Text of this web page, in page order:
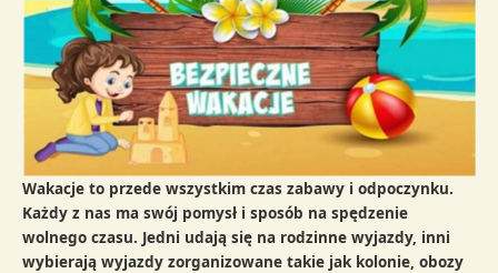
Wakacje to przede wszystkim czas zabawy i odpoczynku.
Każdy z nas ma swój pomysł i sposób na spędzenie
wolnego czasu. Jedni udają się na rodzinne wyjazdy, inni
wybierają wyjazdy zorganizowane takie jak kolonie, obozy